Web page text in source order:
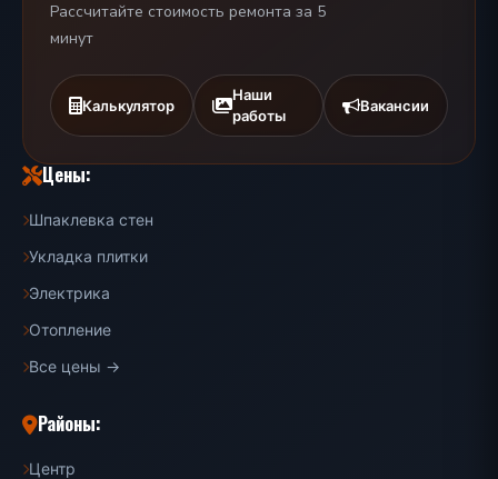
Рассчитайте стоимость ремонта за 5
минут
Калькулятор
Наши
работы
Вакансии
Цены:
Шпаклевка стен
Укладка плитки
Электрика
Отопление
Все цены →
Районы:
Центр